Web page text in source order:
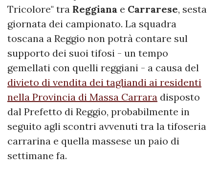
Tricolore" tra Reggiana e Carrarese, sesta
giornata dei campionato. La squadra
toscana a Reggio non potrà contare sul
supporto dei suoi tifosi - un tempo
gemellati con quelli reggiani - a causa del
divieto di vendita dei tagliandi ai residenti
nella Provincia di Massa Carrara disposto
dal Prefetto di Reggio, probabilmente in
seguito agli scontri avvenuti tra la tifoseria
carrarina e quella massese un paio di
settimane fa.